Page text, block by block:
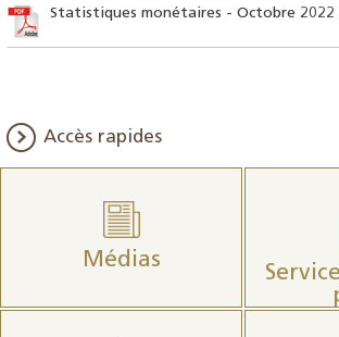
Statistiques monétaires - Octobre 2022
Accès rapides
Médias